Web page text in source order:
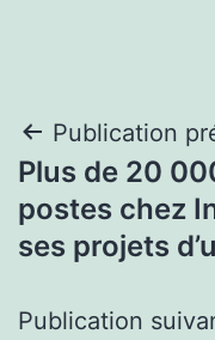
de
l’article
Publication
Plus de 20
postes chez
ses projets
Publication